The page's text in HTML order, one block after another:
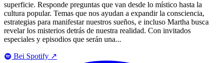
superficie. Responde preguntas que van desde lo místico hasta la
cultura popular. Temas que nos ayudan a expandir la consciencia,
estrategias para manifestar nuestros sueños, e incluso Martha busca
revelar los misterios detrás de nuestra realidad. Con invitados
especiales y episodios que serán una...
Bei Spotify ↗